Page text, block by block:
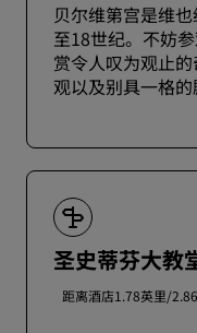
贝尔维第宫是维
至18世纪。不妨
赏令人叹为观止
观以及别具一格的
圣史蒂芬大教
距离酒店1.78英里/